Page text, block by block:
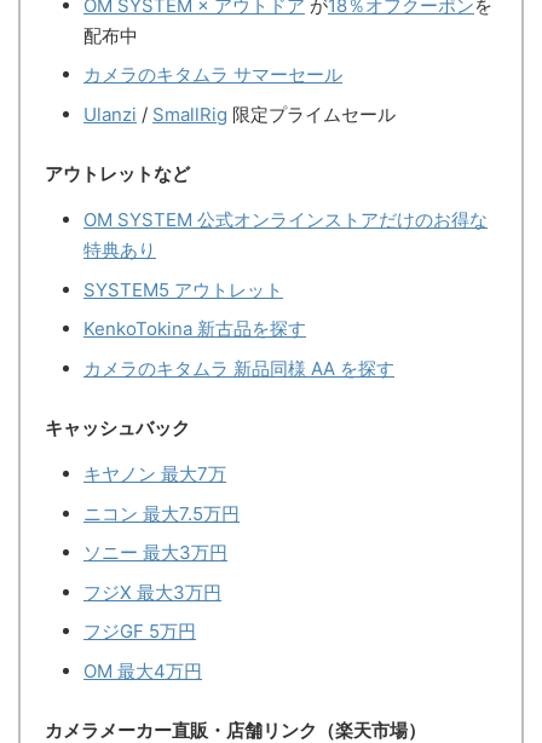
OM SYSTEM × アウトドア が18％オフクーポンを
配布中
カメラのキタムラ サマーセール
Ulanzi / SmallRig 限定プライムセール
アウトレットなど
OM SYSTEM 公式オンラインストアだけのお得な
特典あり
SYSTEM5 アウトレット
KenkoTokina 新古品を探す
カメラのキタムラ 新品同様 AA を探す
キャッシュバック
キヤノン 最大7万
ニコン 最大7.5万円
ソニー 最大3万円
フジX 最大3万円
フジGF 5万円
OM 最大4万円
カメラメーカー直販・店舗リンク（楽天市場）